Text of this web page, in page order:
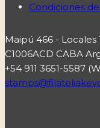
Condiciones
Maipú 466 - Locales
C1006ACD CABA
+54 911 3651-5587